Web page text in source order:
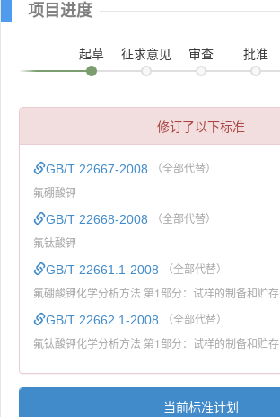
项目进度
起草 征求意见 审查 批准
修订了以下标准
GB/T 22667-2008 （全部代替）
氟硼酸钾
GB/T 22668-2008 （全部代替）
氟钛酸钾
GB/T 22661.1-2008 （全部代替）
氟硼酸钾化学分析方法 第1部分：试样的制备和贮存
GB/T 22662.1-2008 （全部代替）
氟钛酸钾化学分析方法 第1部分：试样的制备和贮存
当前标准计划